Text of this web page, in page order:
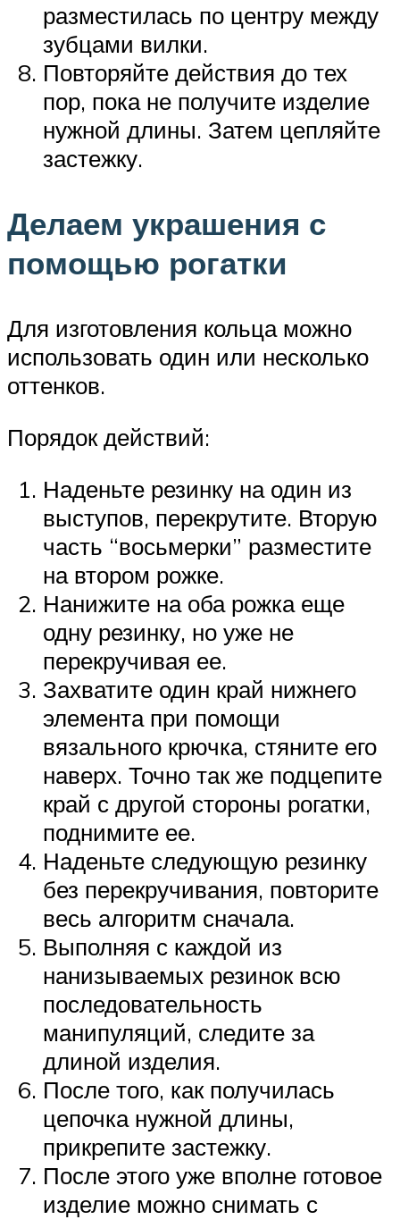
разместилась по центру между
зубцами вилки.
Повторяйте действия до тех
пор, пока не получите изделие
нужной длины. Затем цепляйте
застежку.
Делаем украшения с
помощью рогатки
Для изготовления кольца можно
использовать один или несколько
оттенков.
Порядок действий:
Наденьте резинку на один из
выступов, перекрутите. Вторую
часть “восьмерки” разместите
на втором рожке.
Нанижите на оба рожка еще
одну резинку, но уже не
перекручивая ее.
Захватите один край нижнего
элемента при помощи
вязального крючка, стяните его
наверх. Точно так же подцепите
край с другой стороны рогатки,
поднимите ее.
Наденьте следующую резинку
без перекручивания, повторите
весь алгоритм сначала.
Выполняя с каждой из
нанизываемых резинок всю
последовательность
манипуляций, следите за
длиной изделия.
После того, как получилась
цепочка нужной длины,
прикрепите застежку.
После этого уже вполне готовое
изделие можно снимать с